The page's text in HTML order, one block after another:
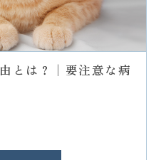
とは？│要注意な病